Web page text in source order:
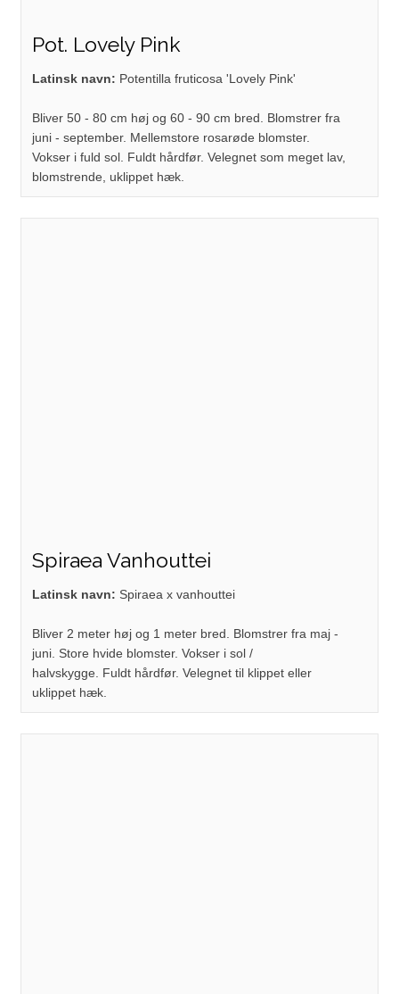
Pot. Lovely Pink
Latinsk navn: Potentilla fruticosa 'Lovely Pink'
Bliver 50 - 80 cm høj og 60 - 90 cm bred. Blomstrer fra
juni - september. Mellemstore rosarøde blomster.
Vokser i fuld sol. Fuldt hårdfør. Velegnet som meget lav,
blomstrende, uklippet hæk.
Spiraea Vanhouttei
Latinsk navn: Spiraea x vanhouttei
Bliver 2 meter høj og 1 meter bred. Blomstrer fra maj -
juni. Store hvide blomster. Vokser i sol /
halvskygge. Fuldt hårdfør. Velegnet til klippet eller
uklippet hæk.